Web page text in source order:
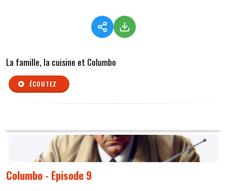
La famille, la cuisine et Columbo
ÉCOUTEZ
Columbo - Episode 9